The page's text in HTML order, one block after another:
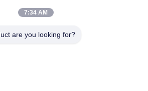
7:34 AM
are you looking for?